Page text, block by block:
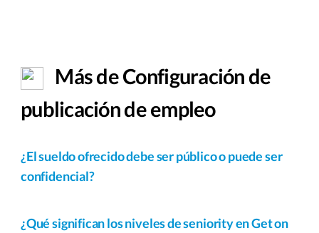
Más de Configuración de
publicación de empleo
¿El sueldo ofrecido debe ser público o puede ser
confidencial?
¿Qué significan los niveles de seniority en Get on